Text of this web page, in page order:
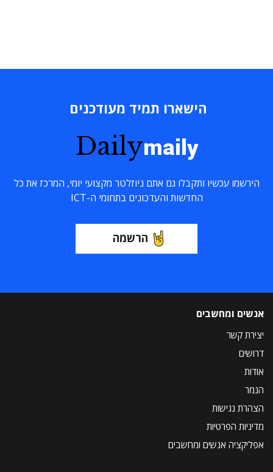
הישארו תמיד מעודכנים
Dailymaily
הירשמו עכשיו ותקבלו גם אתם ניוזלטר מקצועי יומי, המרכז את כל
החדשות והעדכונים בתחומי ה-ICT
הרשמה
אנשים ומחשבים
יצירת קשר
דרושים
אודות
הנמר
הצהרת נגישות
מדיניות הפרטיות
אפליקציה אנשים ומחשבים